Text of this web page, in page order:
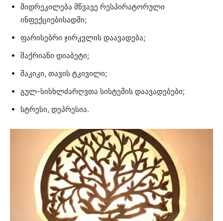
მიდრეკილება მწვავე რესპირატორული
ინფექციებისადმი;
ფარისებრი ჯირკვლის დაავადება;
შაქრიანი დიაბეტი;
შაკიკი, თავის ტკივილი;
გულ-სისხლძარღვთა სისტემის დაავადებები;
სტრესი, დეპრესია.